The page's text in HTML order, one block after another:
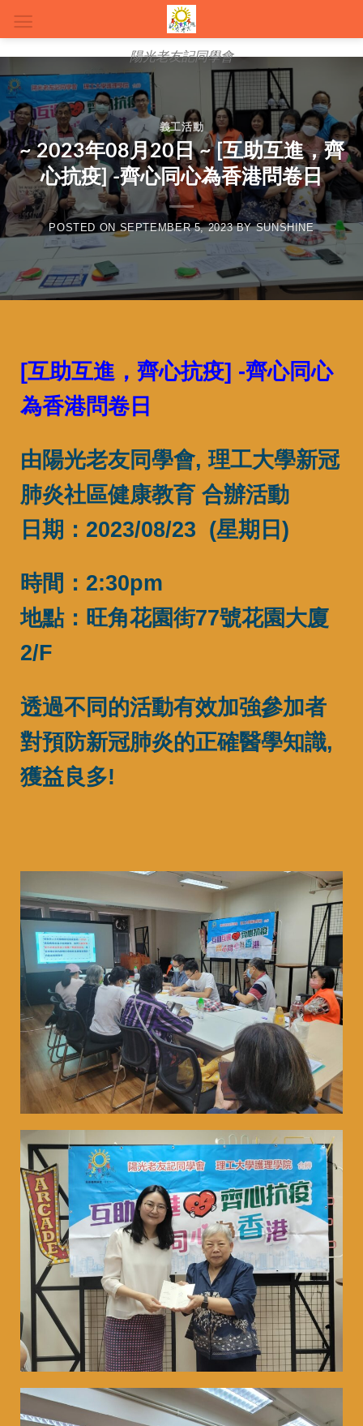
陽光老友記同學會
義工活動
~ 2023年08月20日 ~ [互助互進，齊
心抗疫] -齊心同心為香港問卷日
POSTED ON SEPTEMBER 5, 2023BYSUNSHINE
[互助互進，齊心抗疫] -齊心同心
為香港問卷日
由陽光老友同學會, 理工大學新冠
肺炎社區健康教育 合辦活動
日期：2023/08/23 (星期日)
時間：2:30pm
地點：旺角花園街77號花園大廈
2/F
透過不同的活動有效加強參加者
對預防新冠肺炎的正確醫學知識,
獲益良多!